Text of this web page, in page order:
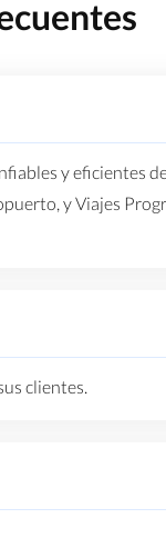
y eficientes
y Viajes
clientes.